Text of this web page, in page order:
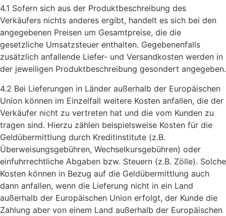
4.1 Sofern sich aus der Produktbeschreibung des
Verkäufers nichts anderes ergibt, handelt es sich bei den
angegebenen Preisen um Gesamtpreise, die die
gesetzliche Umsatzsteuer enthalten. Gegebenenfalls
zusätzlich anfallende Liefer- und Versandkosten werden in
der jeweiligen Produktbeschreibung gesondert angegeben.
4.2 Bei Lieferungen in Länder außerhalb der Europäischen
Union können im Einzelfall weitere Kosten anfallen, die der
Verkäufer nicht zu vertreten hat und die vom Kunden zu
tragen sind. Hierzu zählen beispielsweise Kosten für die
Geldübermittlung durch Kreditinstitute (z.B.
Überweisungsgebühren, Wechselkursgebühren) oder
einfuhrrechtliche Abgaben bzw. Steuern (z.B. Zölle). Solche
Kosten können in Bezug auf die Geldübermittlung auch
dann anfallen, wenn die Lieferung nicht in ein Land
außerhalb der Europäischen Union erfolgt, der Kunde die
Zahlung aber von einem Land außerhalb der Europäischen